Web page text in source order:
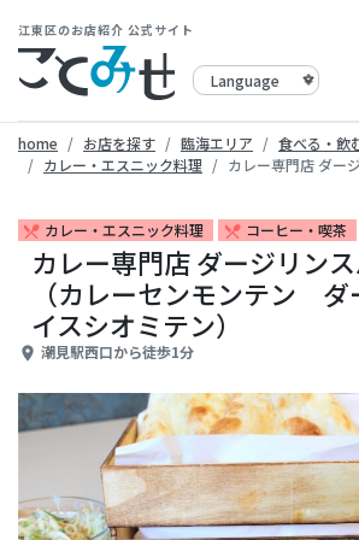
江東区のお店紹介 公式サイト
home お店を探す 臨海エリア
食べる・飲
カレー・エスニック料理
カレー専門店 ダー
restaurant_menu カレー・エスニック料理 restaurant_menu コーヒー・喫茶
カレー専門店 ダージリン
（カレーセンモンテン ダ
イスシオミテン）
place 潮見駅西口から徒歩1分